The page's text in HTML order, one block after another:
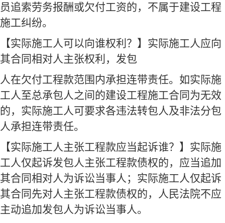
员追索劳务报酬或欠付工资的，不属于建设工程
施工纠纷。
【实际施工人可以向谁权利？】实际施工人应向
其合同相对人主张权利，发包
人在欠付工程款范围内承担连带责任。如实际施
工人至总承包人之间的建设工程施工合同为无效
的，实际施工人可要求各违法转包人及非法分包
人承担连带责任。
【实际施工人主张工程款应当起诉谁？】实际施
工人仅起诉发包人主张工程款债权的，应当追加
其合同相对人为诉讼当事人；实际施工人仅起诉
其合同先对人主张工程款债权的，人民法院不应
主动追加发包人为诉讼当事人。